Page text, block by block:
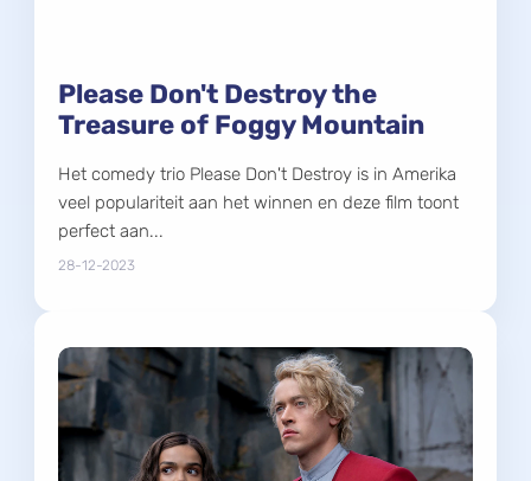
Please Don't Destroy the
Treasure of Foggy Mountain
Het comedy trio Please Don't Destroy is in Amerika
veel populariteit aan het winnen en deze film toont
perfect aan...
28-12-2023